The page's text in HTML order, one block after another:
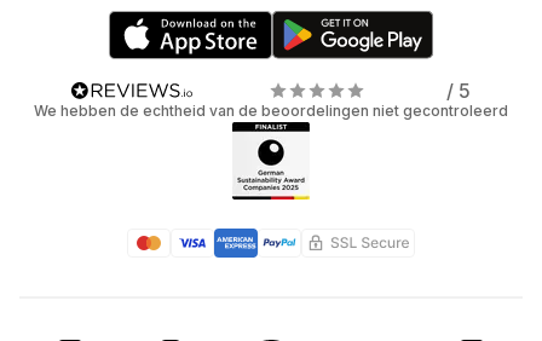
/ 5
We hebben de echtheid van de beoordelingen niet gecontroleerd